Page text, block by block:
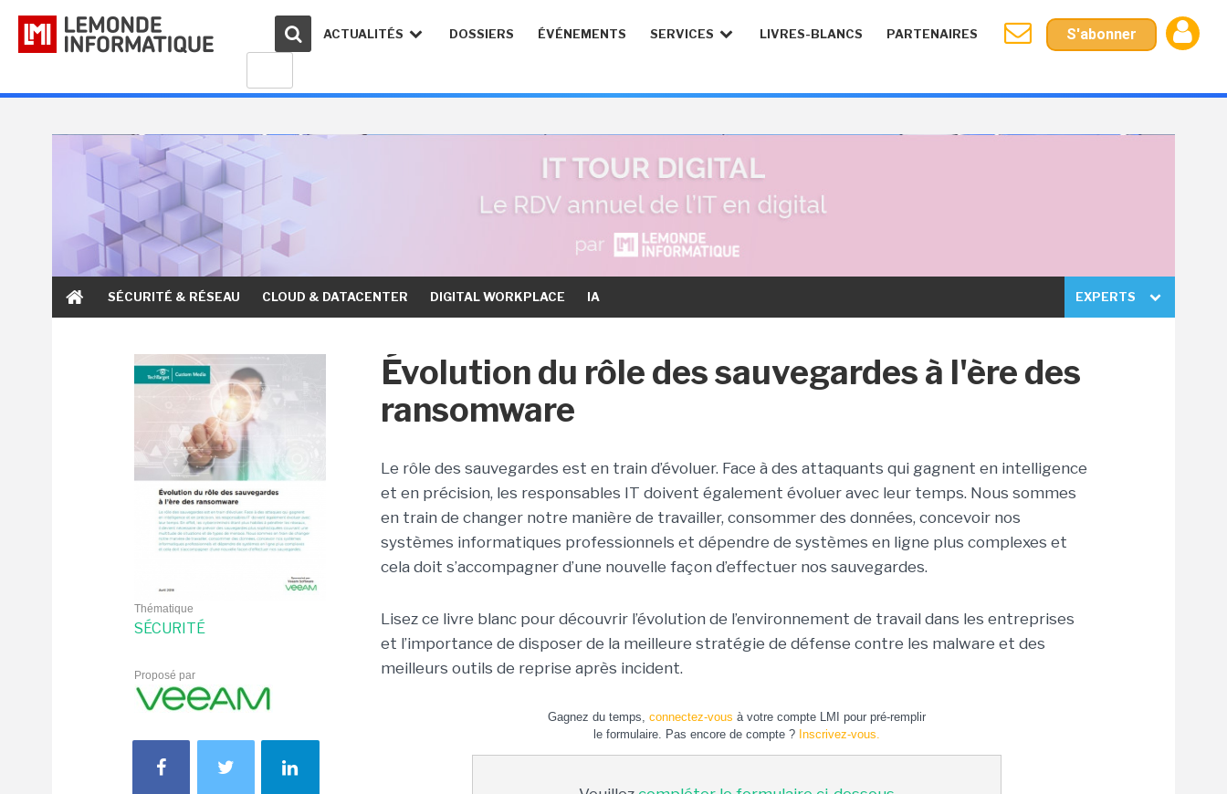
ACTUALITÉS DOSSIERS ÉVÉNEMENTS SERVICES LIVRES-BLANCS PARTENAIRES S'abonner
SÉCURITÉ & RÉSEAU CLOUD & DATACENTER DIGITAL WORKPLACE IA EXPERTS
Thématique
SÉCURITÉ
Proposé par
Évolution du rôle des sauvegardes à l'ère des
ransomware
Le rôle des sauvegardes est en train d’évoluer. Face à des attaquants qui gagnent en intelligence
et en précision, les responsables IT doivent également évoluer avec leur temps. Nous sommes
en train de changer notre manière de travailler, consommer des données, concevoir nos
systèmes informatiques professionnels et dépendre de systèmes en ligne plus complexes et
cela doit s’accompagner d’une nouvelle façon d’effectuer nos sauvegardes.
Lisez ce livre blanc pour découvrir l’évolution de l’environnement de travail dans les entreprises
et l’importance de disposer de la meilleure stratégie de défense contre les malware et des
meilleurs outils de reprise après incident.
Gagnez du temps, connectez-vous à votre compte LMI pour pré-remplir
le formulaire. Pas encore de compte ? Inscrivez-vous.